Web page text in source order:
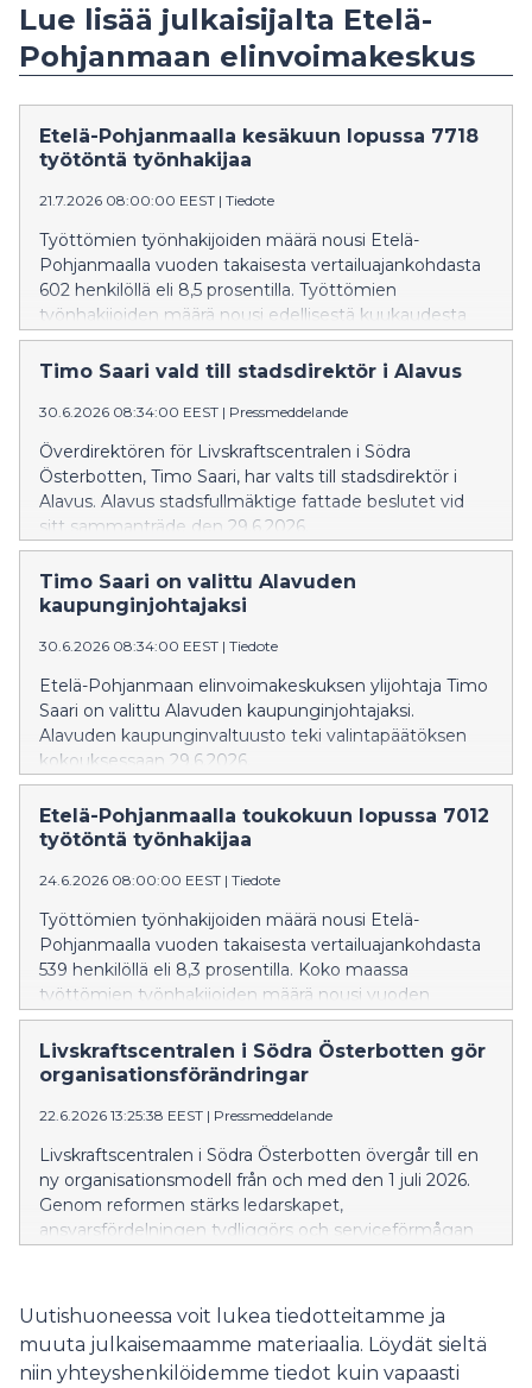
Lue lisää julkaisijalta Etelä-
Pohjanmaan elinvoimakeskus
Etelä-Pohjanmaalla kesäkuun lopussa 7718
työtöntä työnhakijaa
21.7.2026 08:00:00 EEST | Tiedote
Työttömien työnhakijoiden määrä nousi Etelä-
Pohjanmaalla vuoden takaisesta vertailuajankohdasta
602 henkilöllä eli 8,5 prosentilla. Työttömien
työnhakijoiden määrä nousi edellisestä kuukaudesta
706 henkilöllä.
Timo Saari vald till stadsdirektör i Alavus
30.6.2026 08:34:00 EEST | Pressmeddelande
Överdirektören för Livskraftscentralen i Södra
Österbotten, Timo Saari, har valts till stadsdirektör i
Alavus. Alavus stadsfullmäktige fattade beslutet vid
sitt sammanträde den 29.6.2026.
Timo Saari on valittu Alavuden
kaupunginjohtajaksi
30.6.2026 08:34:00 EEST | Tiedote
Etelä-Pohjanmaan elinvoimakeskuksen ylijohtaja Timo
Saari on valittu Alavuden kaupunginjohtajaksi.
Alavuden kaupunginvaltuusto teki valintapäätöksen
kokouksessaan 29.6.2026.
Etelä-Pohjanmaalla toukokuun lopussa 7012
työtöntä työnhakijaa
24.6.2026 08:00:00 EEST | Tiedote
Työttömien työnhakijoiden määrä nousi Etelä-
Pohjanmaalla vuoden takaisesta vertailuajankohdasta
539 henkilöllä eli 8,3 prosentilla. Koko maassa
työttömien työnhakijoiden määrä nousi vuoden
takaisesta 5,8 prosentilla. Työttömien työnhakijoiden
määrä laski edellisestä kuukaudesta 479 henkilöllä.
Livskraftscentralen i Södra Österbotten gör
organisationsförändringar
22.6.2026 13:25:38 EEST | Pressmeddelande
Livskraftscentralen i Södra Österbotten övergår till en
ny organisationsmodell från och med den 1 juli 2026.
Genom reformen stärks ledarskapet,
ansvarsfördelningen tydliggörs och serviceförmågan
resurser. Förändringarna baserar sig på de behov man
har identifierat i samarbetsförhandlingarna.
Uutishuoneessa voit lukea tiedotteitamme ja
muuta julkaisemaamme materiaalia. Löydät sieltä
niin yhteyshenkilöidemme tiedot kuin vapaasti